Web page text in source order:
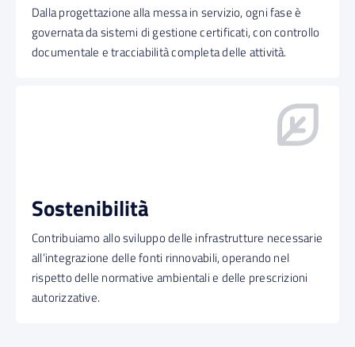
Dalla progettazione alla messa in servizio, ogni fase è
governata da sistemi di gestione certificati, con controllo
documentale e tracciabilità completa delle attività.
Sostenibilità
Contribuiamo allo sviluppo delle infrastrutture necessarie
all’integrazione delle fonti rinnovabili, operando nel
rispetto delle normative ambientali e delle prescrizioni
autorizzative.